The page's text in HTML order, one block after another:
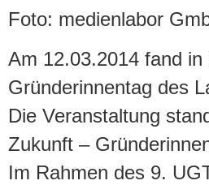
Foto: medienlabor
Am 12.03.2014 fand
Gründerinnentag des
Die Veranstaltung
Zukunft –
Im Rahmen des 9.